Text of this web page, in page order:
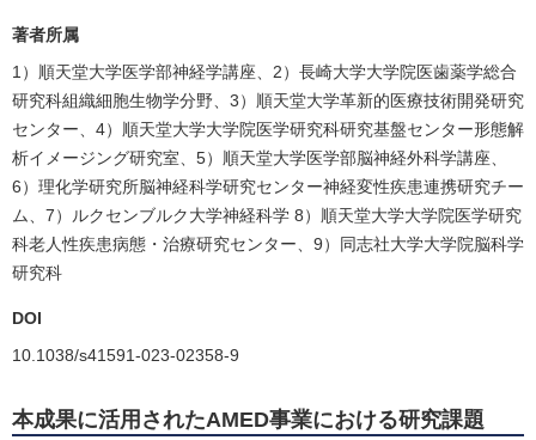
著者所属
1）順天堂大学医学部神経学講座、2）長崎大学大学院医歯薬学総合
研究科組織細胞生物学分野、3）順天堂大学革新的医療技術開発研究
センター、4）順天堂大学大学院医学研究科研究基盤センター形態解
析イメージング研究室、5）順天堂大学医学部脳神経外科学講座、
6）理化学研究所脳神経科学研究センター神経変性疾患連携研究チー
ム、7）ルクセンブルク大学神経科学 8）順天堂大学大学院医学研究
科老人性疾患病態・治療研究センター、9）同志社大学大学院脳科学
研究科
DOI
10.1038/s41591-023-02358-9
本成果に活用されたAMED事業における研究課題